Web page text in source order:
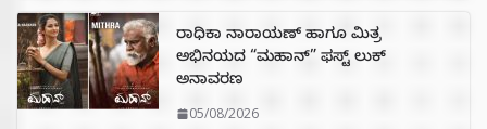
ರಾಧಿಕಾ ನಾರಾಯಣ್ ಹಾಗೂ ಮಿತ್ರ
ಅಭಿನಯದ “ಮಹಾನ್” ಫಸ್ಟ್ ಲುಕ್
ಅನಾವರಣ
05/08/2026